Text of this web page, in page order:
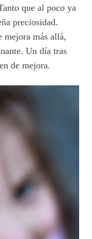
que al poco ya
preciosidad.
mejora más allá,
Un día tras
de mejora.